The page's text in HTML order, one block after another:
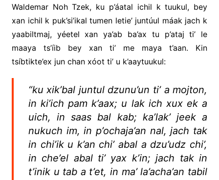
Waldemar Noh Tzek, ku p’áatal ichil k tuukul, bey
xan ichil k puk’si’ikal tumen letie’ juntúul máak jach k
yaabiltmaj, yéetel xan ya’ab ba’ax tu p’ataj ti’ le
maaya ts’íib bey xan ti’ me maya t’aan. Kin
tsíbtikte’ex jun chan xóot ti’ u k’aaytuukul:
“ku xik’bal juntul dzunu’un ti’ a mojton,
in ki’ich pam k’aax; u lak ich xux ek a
uich, in saas bal kab; ka’lak’ jeek a
nukuch im, in p’ochaja’an nal, jach tak
in chi’ik u k’an chi’ abal a dzu’udz chi’,
in che’el abal ti’ yax k’in; jach tak in
t’inik u tab a t’et, in ma’ la’acha’an tabil